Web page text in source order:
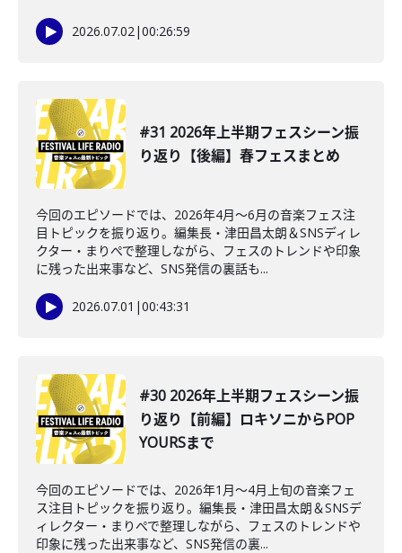
2026.07.02|00:26:59
#31 2026年上半期フェスシーン振
り返り【後編】春フェスまとめ
今回のエピソードでは、2026年4月〜6月の音楽フェス注
目トピックを振り返り。編集長・津田昌太朗＆SNSディレ
クター・まりぺで整理しながら、フェスのトレンドや印象
に残った出来事など、SNS発信の裏話も...
2026.07.01 |00:43:31
#30 2026年上半期フェスシーン振
り返り【前編】ロキソニからPOP
YOURSまで
今回のエピソードでは、2026年1月〜4月上旬の音楽フェ
ス注目トピックを振り返り。編集長・津田昌太朗＆SNSデ
ィレクター・まりぺで整理しながら、フェスのトレンドや
印象に残った出来事など、SNS発信の裏...